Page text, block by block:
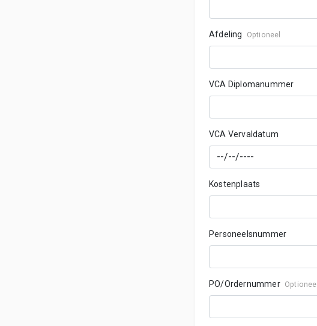
Afdeling Optioneel
VCA Diplomanummer
VCA Vervaldatum
Kostenplaats
Personeelsnummer
PO/Ordernummer Optioneel